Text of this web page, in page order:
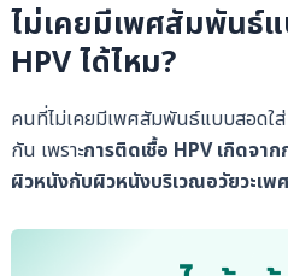
ไม่เคยมีเพศสัมพันธ์
HPV ได้ไหม?
คนที่ไม่เคยมีเพศสัมพันธ์แบบสอดใส่
กัน เพราะการติดเชื้อ HPV เกิดจา
ผิวหนังกับผิวหนังบริเวณอวัยวะเพศ